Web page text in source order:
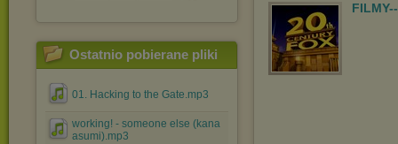
Ostatnio pobierane pliki
01. Hacking to the Gate.mp3
working! - someone else (kana
asumi).mp3